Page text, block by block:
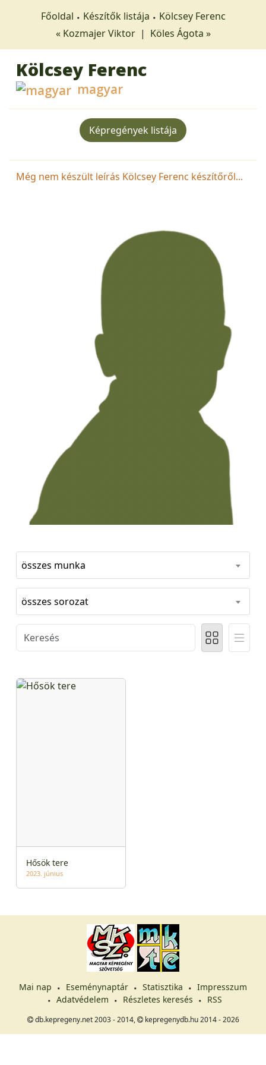
Főoldal Készítők listája
Kölcsey Ferenc
« Kozmajer Viktor | Köles Ágota »
Kölcsey Ferenc
magyar
Képregények listája
Még nem készült leírás Kölcsey Ferenc készítőről...
összes munka
összes sorozat
Hősök tere
2023. június
Mai nap Eseménynaptár Statisztika
Impresszum
Adatvédelem
Részletes keresés RSS
db.kepregeny.net 2003 - 2014, kepregenydb.hu 2014 - 2026